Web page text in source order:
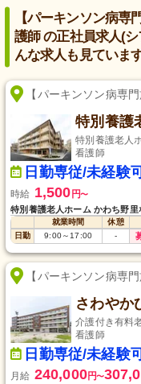
【パーキンソン病専
護師 の正社員求人(
んな求人も見ていま
【パーキンソン病専
特別養護
特別養護老人
看護師
日勤専従/未経験
時給 1,500 円〜
特別養護老人ホーム かわち野
就業時間 休憩
日勤
9:00～17:00 -
【パーキンソン病専
さわやか
介護付き有料
看護師
日勤専従/未経験
月給 240,000円〜